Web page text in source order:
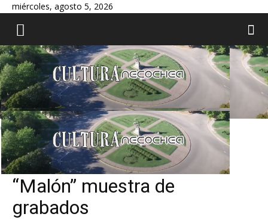
miércoles, agosto 5, 2026
CULTURA NECOCHEA
Inicio
Uncategorized
Uncategorized
“Malón” muestra de
grabados